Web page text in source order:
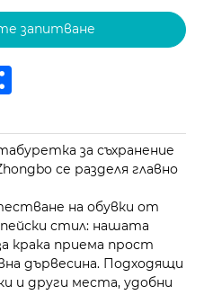
запитване
за съхранение
се разделя главно
на обувки от
стил: нашата
крака приема прост
дървесина. Подходящи
и други места, удобни